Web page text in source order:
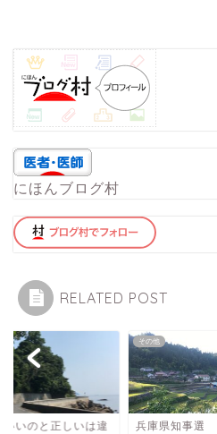
にほんブログ村
RELATED POST
いいのと正しいは違
その他
兵庫県知事選